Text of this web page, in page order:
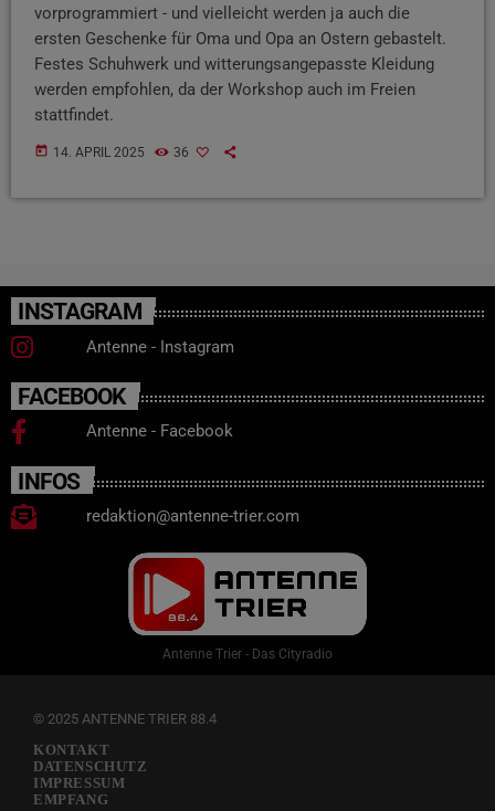
vorprogrammiert - und vielleicht werden ja auch die
ersten Geschenke für Oma und Opa an Ostern gebastelt.
Festes Schuhwerk und witterungsangepasste Kleidung
werden empfohlen, da der Workshop auch im Freien
stattfindet.
today 14. APRIL 2025 36
INSTAGRAM
Antenne - Instagram
FACEBOOK
Antenne - Facebook
INFOS
redaktion@antenne-trier.com
Antenne Trier - Das Cityradio
© 2025 ANTENNE TRIER 88.4
KONTAKT
DATENSCHUTZ
IMPRESSUM
EMPFANG